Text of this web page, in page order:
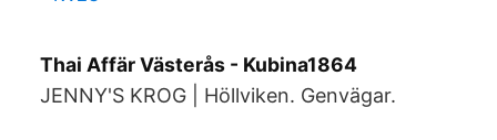
Thai Affär Västerås - Kubina1864
JENNY'S KROG | Höllviken. Genvägar.